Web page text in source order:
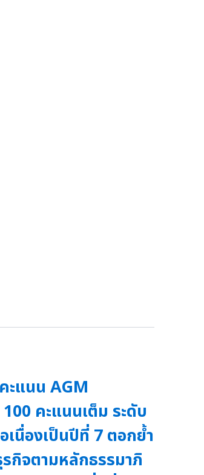
ะแนน AGM
คะแนนเต็ม ระดับ
นื่องเป็นปีที่ 7 ตอกย้ำ
กิจตามหลักธรรมาภิ